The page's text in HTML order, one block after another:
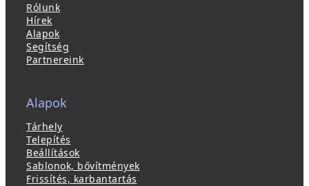
Rólunk
Hírek
Alapok
Segítség
Partnereink
Alapok
Tárhely
Telepítés
Beállítások
Sablonok, bővítmények
Frissítés, karbantartás